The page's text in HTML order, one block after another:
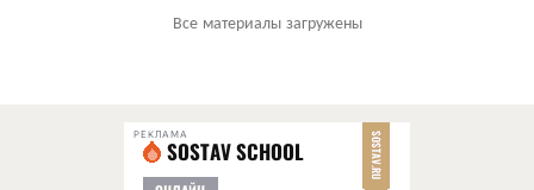
Все материалы загружены
РЕКЛАМА